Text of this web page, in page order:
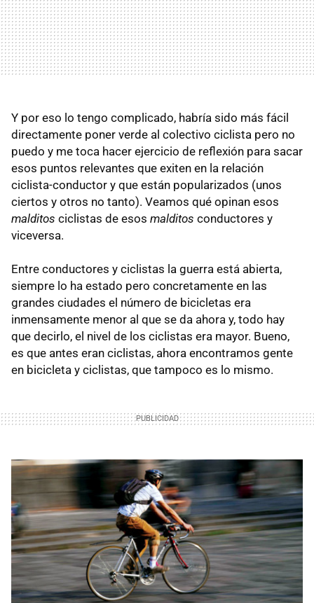
Y por eso lo tengo complicado, habría sido más fácil
directamente poner verde al colectivo ciclista pero no
puedo y me toca hacer ejercicio de reflexión para sacar
esos puntos relevantes que exiten en la relación
ciclista-conductor y que están popularizados (unos
ciertos y otros no tanto). Veamos qué opinan esos
malditos ciclistas de esos malditos conductores y
viceversa.
Entre conductores y ciclistas la guerra está abierta,
siempre lo ha estado pero concretamente en las
grandes ciudades el número de bicicletas era
inmensamente menor al que se da ahora y, todo hay
que decirlo, el nivel de los ciclistas era mayor. Bueno,
es que antes eran ciclistas, ahora encontramos gente
en bicicleta y ciclistas, que tampoco es lo mismo.